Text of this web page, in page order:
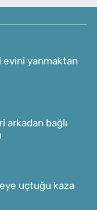
yanmaktan
arkadan bağlı
uçtuğu kaza